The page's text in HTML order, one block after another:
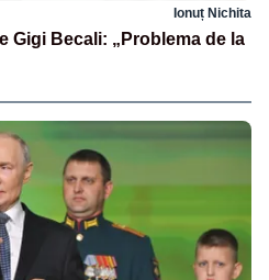
Ionuț Nichita
Gigi Becali: „Problema de la